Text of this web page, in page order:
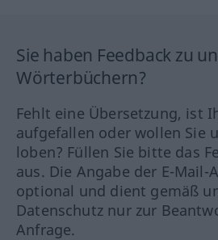
Sie haben Feedback zu
Wörterbüchern?
Fehlt eine Übersetzung, ist
aufgefallen oder wollen Sie
loben? Füllen Sie bitte das
aus. Die Angabe der E-Mail-
optional und dient gemäß
Datenschutz nur zur
Anfrage.